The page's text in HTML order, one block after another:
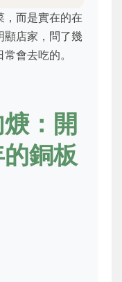
，而是實在的在
顯店家，問了幾
會去吃的。
：開
銅板